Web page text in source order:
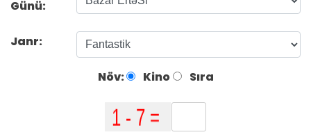
Günü:
Janr:
Növ: Kino Sıra